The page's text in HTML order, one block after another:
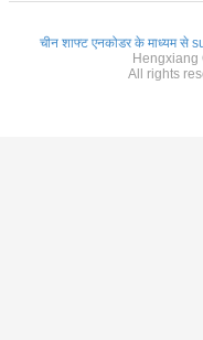
चीन शाफ्ट एनकोडर के माध्यम से
Hengxiang
All rights